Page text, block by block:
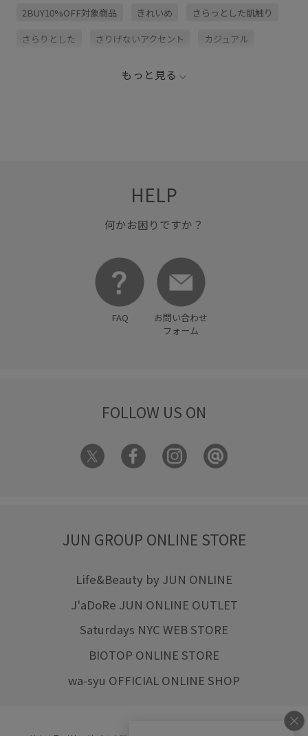
2BUY10%OFF対象商品 きれいめ さらっとした肌触り
さらりとした さりげないアクセント カジュアル
身体にフィット
もっと見る
HELP
何かお困りですか？
FAQ
お問い合わせ
フォーム
FOLLOW US ON
JUN GROUP ONLINE STORE
Life&Beauty by JUN ONLINE
J'aDoRe JUN ONLINE OUTLET
Saturdays NYC WEB STORE
BIOTOP ONLINE STORE
wa-syu OFFICIAL ONLINE SHOP